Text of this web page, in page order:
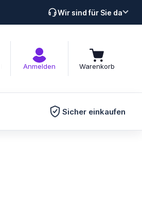
Wir sind für Sie da
Anmelden Warenkorb
Sicher einkaufen